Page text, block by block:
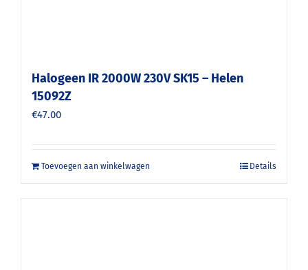
Halogeen IR 2000W 230V SK15 – Helen
15092Z
€47.00
Toevoegen aan winkelwagen Details